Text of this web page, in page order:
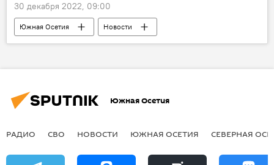
30 декабря 2022, 09:00
Южная Осетия
Новости
Новый год
МВД Южной Осетии
Южная Осетия
РАДИО СВО НОВОСТИ ЮЖНАЯ ОСЕТИЯ СЕВЕРНАЯ